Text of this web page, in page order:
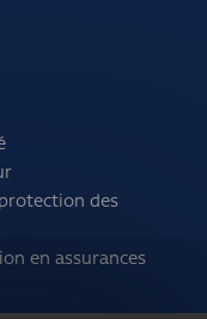
des
en assurances